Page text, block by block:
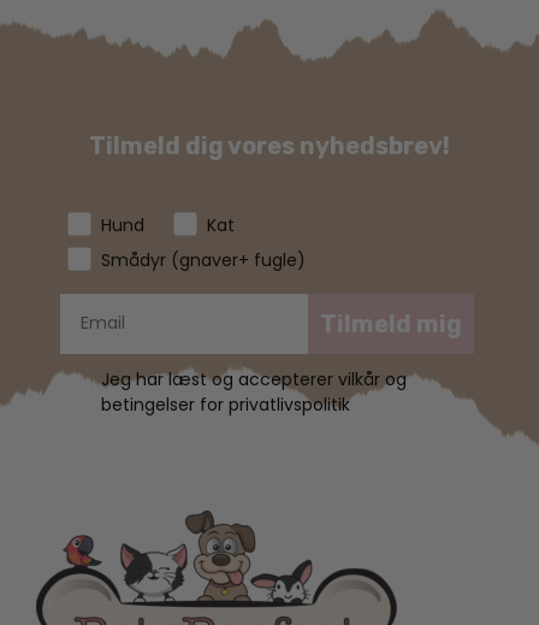
Tilmeld dig vores nyhedsbrev!
Hund
Kat
Smådyr (gnaver+ fugle)
Tilmeld mig
Jeg har læst og accepterer vilkår og
betingelser for privatlivspolitik